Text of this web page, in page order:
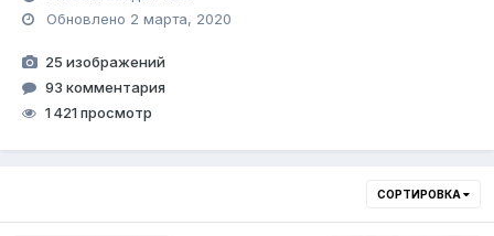
Обновлено 2 марта, 2020
25 изображений
93 комментария
1 421 просмотр
СОРТИРОВКА